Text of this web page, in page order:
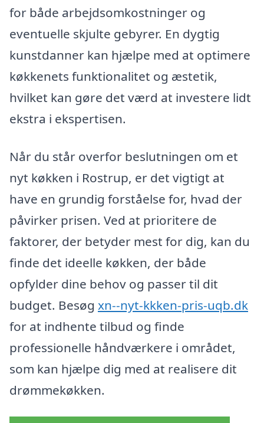
for både arbejdsomkostninger og
eventuelle skjulte gebyrer. En dygtig
kunstdanner kan hjælpe med at optimere
køkkenets funktionalitet og æstetik,
hvilket kan gøre det værd at investere lidt
ekstra i ekspertisen.
Når du står overfor beslutningen om et
nyt køkken i Rostrup, er det vigtigt at
have en grundig forståelse for, hvad der
påvirker prisen. Ved at prioritere de
faktorer, der betyder mest for dig, kan du
finde det ideelle køkken, der både
opfylder dine behov og passer til dit
budget. Besøg xn--nyt-kkken-pris-uqb.dk
for at indhente tilbud og finde
professionelle håndværkere i området,
som kan hjælpe dig med at realisere dit
drømmekøkken.